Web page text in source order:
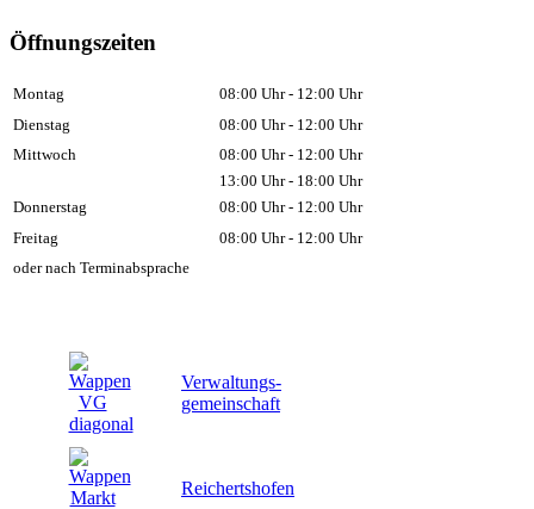
Öffnungszeiten
Montag
08:00 Uhr - 12:00 Uhr
Dienstag
08:00 Uhr - 12:00 Uhr
Mittwoch
08:00 Uhr - 12:00 Uhr
13:00 Uhr - 18:00 Uhr
Donnerstag
08:00 Uhr - 12:00 Uhr
Freitag
08:00 Uhr - 12:00 Uhr
oder nach Terminabsprache
Verwaltungs-
gemeinschaft
Reichertshofen